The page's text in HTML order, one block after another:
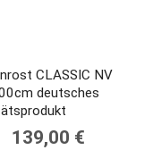
CLASSIC NV
deutsches
139,00 €